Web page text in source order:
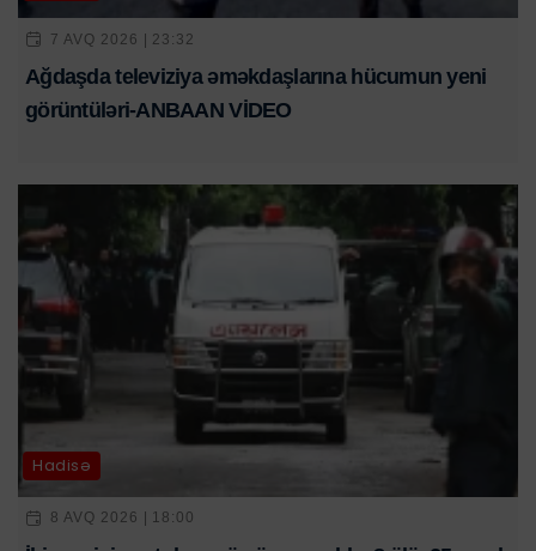
7 AVQ 2026 | 23:32
Ağdaşda televiziya əməkdaşlarına hücumun yeni
görüntüləri-ANBAAN VİDEO
Hadisə
8 AVQ 2026 | 18:00